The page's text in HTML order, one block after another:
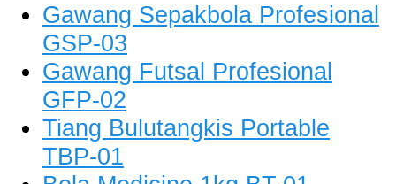
Gawang Sepakbola Profesional
GSP-03
Gawang Futsal Profesional
GFP-02
Tiang Bulutangkis Portable
TBP-01